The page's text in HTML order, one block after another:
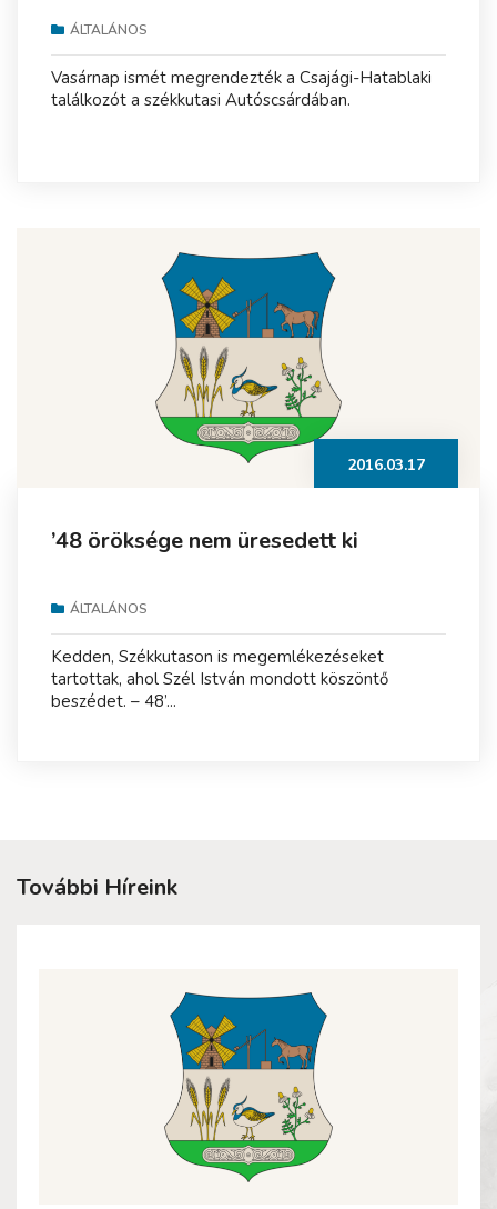
ÁLTALÁNOS
Vasárnap ismét megrendezték a Csajági-Hatablaki
találkozót a székkutasi Autóscsárdában.
2016.03.17
’48 öröksége nem üresedett ki
ÁLTALÁNOS
Kedden, Székkutason is megemlékezéseket
tartottak, ahol Szél István mondott köszöntő
beszédet. – 48’...
További Híreink